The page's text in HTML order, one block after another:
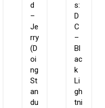
d
–
Je
rry
(D
oi
ng
St
an
du
s:
D
C
–
Bl
ac
k
Li
gh
tni